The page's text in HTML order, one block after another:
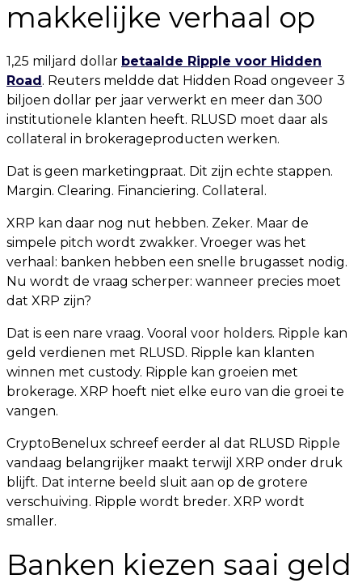
makkelijke verhaal op
1,25 miljard dollar betaalde Ripple voor Hidden
Road. Reuters meldde dat Hidden Road ongeveer 3
biljoen dollar per jaar verwerkt en meer dan 300
institutionele klanten heeft. RLUSD moet daar als
collateral in brokerageproducten werken.
Dat is geen marketingpraat. Dit zijn echte stappen.
Margin. Clearing. Financiering. Collateral.
XRP kan daar nog nut hebben. Zeker. Maar de
simpele pitch wordt zwakker. Vroeger was het
verhaal: banken hebben een snelle brugasset nodig.
Nu wordt de vraag scherper: wanneer precies moet
dat XRP zijn?
Dat is een nare vraag. Vooral voor holders. Ripple kan
geld verdienen met RLUSD. Ripple kan klanten
winnen met custody. Ripple kan groeien met
brokerage. XRP hoeft niet elke euro van die groei te
vangen.
CryptoBenelux schreef eerder al dat RLUSD Ripple
vandaag belangrijker maakt terwijl XRP onder druk
blijft. Dat interne beeld sluit aan op de grotere
verschuiving. Ripple wordt breder. XRP wordt
smaller.
Banken kiezen saai geld